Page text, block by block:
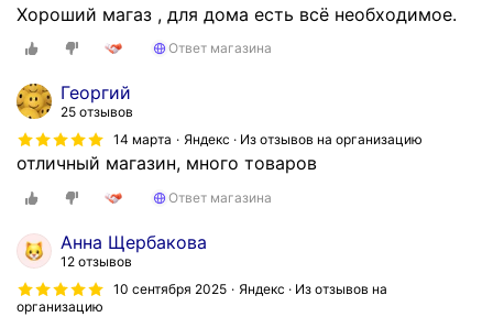
Хороший магаз , для дома есть всё необходимое.
Ответ магазина
Георгий
25 отзывов
14 марта
Яндекс · Из отзывов на организацию
отличный магазин, много товаров
Ответ магазина
Анна Щербакова
12 отзывов
10 сентября 2025
Яндекс · Из отзывов на
организацию